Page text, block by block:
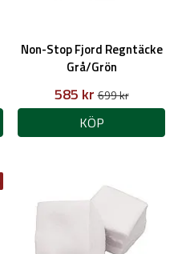
Non-Stop Fjord Regntäcke
Grå/Grön
585 kr699 kr
KÖP